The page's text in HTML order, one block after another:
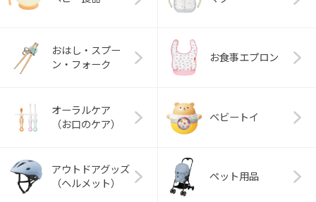
おはし・スプー
ン・フォーク
お食事エプロン
オーラルケア
（お口のケア）
ベビートイ
アウトドアグッズ
（ヘルメット）
ペット用品